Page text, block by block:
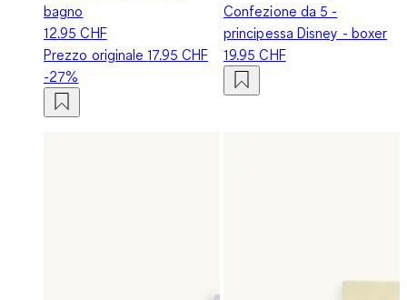
bagno
12.95 CHF
Prezzo originale17.95 CHF
-27%
Confezione da 5 -
principessa Disney - boxer
19.95 CHF